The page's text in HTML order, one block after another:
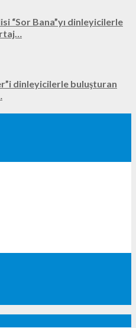
“Sor Bana”yı dinleyicilerle
dinleyicilerle buluşturan